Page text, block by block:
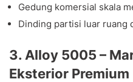
Gedung komersial skala
Dinding partisi luar ruang
3. Alloy 5005 –
Eksterior Premium